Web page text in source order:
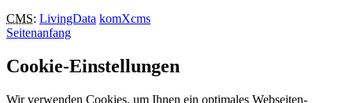
CMS: LivingData komXcms
Seitenanfang
Cookie-Einstellungen
Wir verwenden Cookies, um Ihnen ein optimales Webseiten-